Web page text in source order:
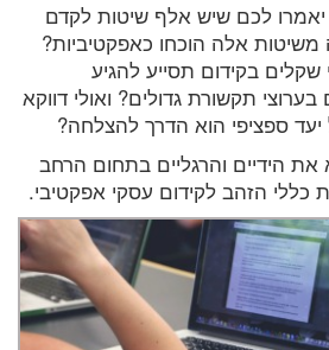
לכם שיש אלף שיטות לקדם
אלה הוכחו כאפקטיביות?
בקידום תסייע להגיע
תקשורת גדולים? ואולי דווקא
ספציפי הוא הדרך להצלחה?
את הידיים והרגליים בתחום הרחב
כללי הזהב לקידום עסקי אפקטיבי.